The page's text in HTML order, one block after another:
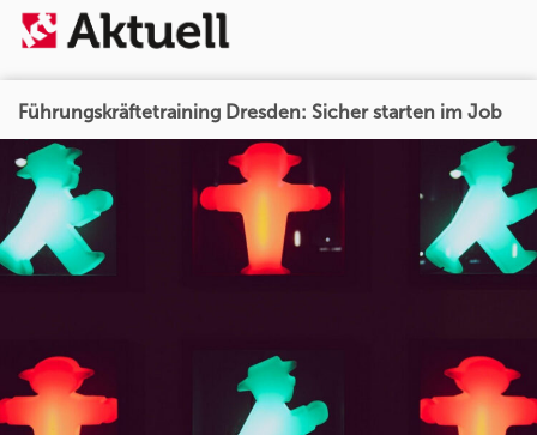
Führungskräftetraining Dresden: Sicher starten im Job